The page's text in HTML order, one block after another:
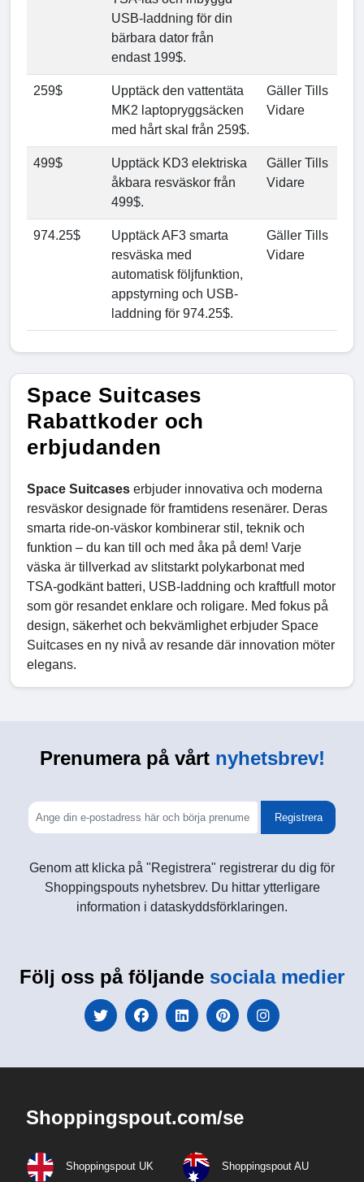
USB-laddning för din
bärbara dator från
endast 199$.
259$
Upptäck den vattentäta
MK2 laptopryggsäcken
med hårt skal från 259$.
Gäller Tills
Vidare
499$
Upptäck KD3 elektriska
åkbara resväskor från
499$.
Gäller Tills
Vidare
974.25$
Upptäck AF3 smarta
resväska med
automatisk följfunktion,
appstyrning och USB-
laddning för 974.25$.
Gäller Tills
Vidare
Space Suitcases
Rabattkoder och
erbjudanden
Space Suitcases erbjuder innovativa och moderna
resväskor designade för framtidens resenärer. Deras
smarta ride-on-väskor kombinerar stil, teknik och
funktion – du kan till och med åka på dem! Varje
väska är tillverkad av slitstarkt polykarbonat med
TSA-godkänt batteri, USB-laddning och kraftfull motor
som gör resandet enklare och roligare. Med fokus på
design, säkerhet och bekvämlighet erbjuder Space
Suitcases en ny nivå av resande där innovation möter
elegans.
Prenumera på vårtnyhetsbrev!
Registrera
Genom att klicka på "Registrera" registrerar du dig för
Shoppingspouts nyhetsbrev. Du hittar ytterligare
information i dataskyddsförklaringen.
Följ oss på följande sociala medier
Shoppingspout.com/se
Shoppingspout UK Shoppingspout AU